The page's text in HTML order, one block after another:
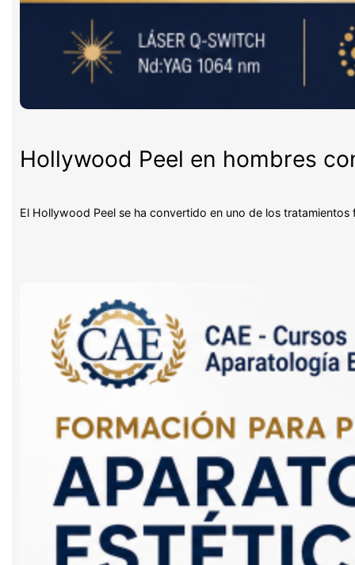
Hollywood Peel en hombres
El Hollywood Peel se ha convertido en uno de los tratamientos